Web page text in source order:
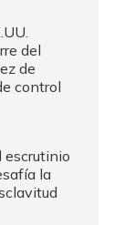
del
de
control
escrutinio
la